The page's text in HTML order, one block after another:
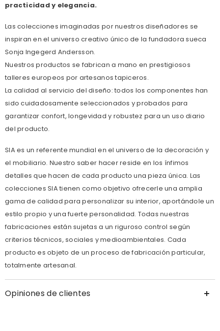
practicidad y elegancia.
Las colecciones imaginadas por nuestros diseñadores se
inspiran en el universo creativo único de la fundadora sueca
Sonja Ingegerd Andersson.
Nuestros productos se fabrican a mano en prestigiosos
talleres europeos por artesanos tapiceros.
La calidad al servicio del diseño: todos los componentes han
sido cuidadosamente seleccionados y probados para
garantizar confort, longevidad y robustez para un uso diario
del producto.
SIA es un referente mundial en el universo de la decoración y
el mobiliario. Nuestro saber hacer reside en los ínfimos
detalles que hacen de cada producto una pieza única. Las
colecciones SIA tienen como objetivo ofrecerle una amplia
gama de calidad para personalizar su interior, aportándole un
estilo propio y una fuerte personalidad. Todas nuestras
fabricaciones están sujetas a un riguroso control según
criterios técnicos, sociales y medioambientales. Cada
producto es objeto de un proceso de fabricación particular,
totalmente artesanal.
Opiniones de clientes